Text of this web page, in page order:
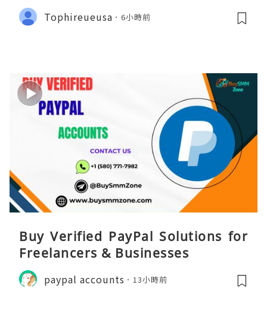
Tophireueusa 6小時前
Buy Verified PayPal Solutions for
Freelancers & Businesses
paypal accounts 13小時前